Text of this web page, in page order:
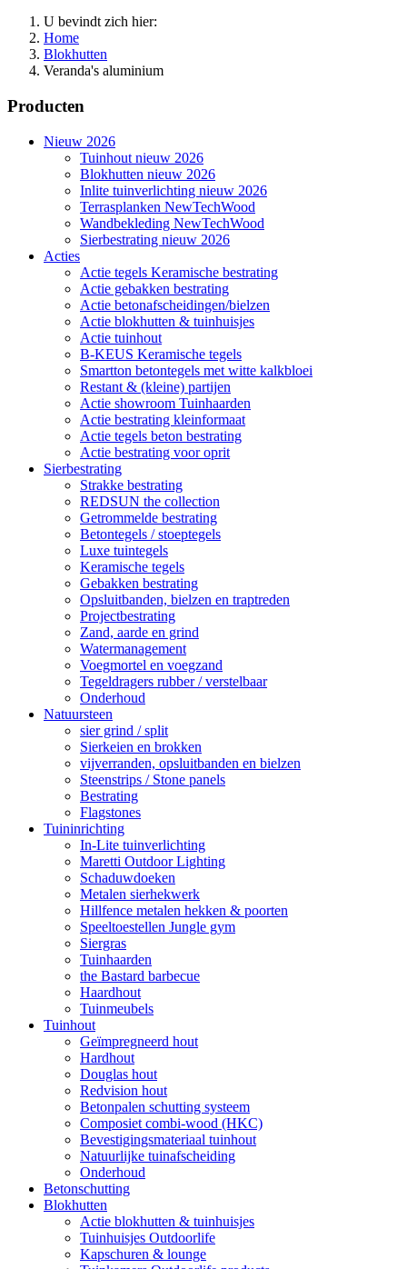
U bevindt zich hier:
Home
Blokhutten
Veranda's aluminium
Producten
Nieuw 2026
Tuinhout nieuw 2026
Blokhutten nieuw 2026
Inlite tuinverlichting nieuw 2026
Terrasplanken NewTechWood
Wandbekleding NewTechWood
Sierbestrating nieuw 2026
Acties
Actie tegels Keramische bestrating
Actie gebakken bestrating
Actie betonafscheidingen/bielzen
Actie blokhutten & tuinhuisjes
Actie tuinhout
B-KEUS Keramische tegels
Smartton betontegels met witte kalkbloei
Restant & (kleine) partijen
Actie showroom Tuinhaarden
Actie bestrating kleinformaat
Actie tegels beton bestrating
Actie bestrating voor oprit
Sierbestrating
Strakke bestrating
REDSUN the collection
Getrommelde bestrating
Betontegels / stoeptegels
Luxe tuintegels
Keramische tegels
Gebakken bestrating
Opsluitbanden, bielzen en traptreden
Projectbestrating
Zand, aarde en grind
Watermanagement
Voegmortel en voegzand
Tegeldragers rubber / verstelbaar
Onderhoud
Natuursteen
sier grind / split
Sierkeien en brokken
vijverranden, opsluitbanden en bielzen
Steenstrips / Stone panels
Bestrating
Flagstones
Tuininrichting
In-Lite tuinverlichting
Maretti Outdoor Lighting
Schaduwdoeken
Metalen sierhekwerk
Hillfence metalen hekken & poorten
Speeltoestellen Jungle gym
Siergras
Tuinhaarden
the Bastard barbecue
Haardhout
Tuinmeubels
Tuinhout
Geïmpregneerd hout
Hardhout
Douglas hout
Redvision hout
Betonpalen schutting systeem
Composiet combi-wood (HKC)
Bevestigingsmateriaal tuinhout
Natuurlijke tuinafscheiding
Onderhoud
Betonschutting
Blokhutten
Actie blokhutten & tuinhuisjes
Tuinhuisjes Outdoorlife
Kapschuren & lounge